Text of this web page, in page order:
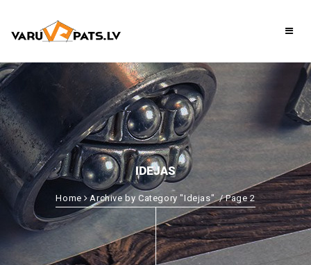
IDEJAS
Home Archive by Category "Idejas" / Page 2